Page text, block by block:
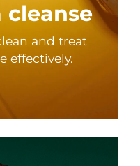
and treat
effectively.